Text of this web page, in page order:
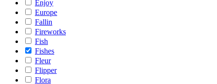
Enjoy
Europe
Fallin
Fireworks
Fish
Fishes
Fleur
Flipper
Flora